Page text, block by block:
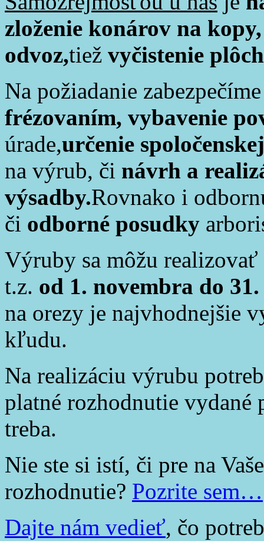
zloženie konárov na
odvoz,tiež vyčistenie
Na požiadanie
frézovaním, vybavenie
úrade,určenie
na výrub, či návrh a
výsadby.Rovnako i
či odborné posudky
Výruby sa môžu
t.z. od 1. novembra do
na orezy je najvhodnejšie
kľudu.
Na realizáciu výrubu
platné rozhodnutie vydané
treba.
Nie ste si istí, či pre na
rozhodnutie? Pozrite sem…
Dajte nám vedieť, čo